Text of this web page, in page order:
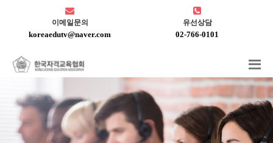
이메일문의
koreaedutv@naver.com
유선상담
02-766-0101